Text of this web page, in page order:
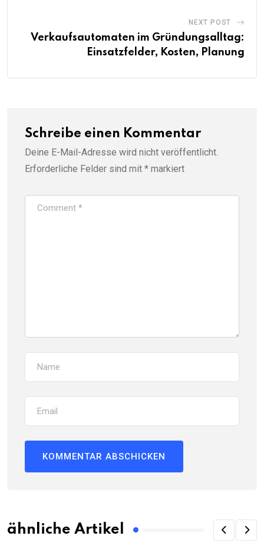
NEXT POST
Verkaufsautomaten im Gründungsalltag:
Einsatzfelder, Kosten, Planung
Schreibe einen Kommentar
Deine E-Mail-Adresse wird nicht veröffentlicht.
Erforderliche Felder sind mit * markiert
ähnliche Artikel